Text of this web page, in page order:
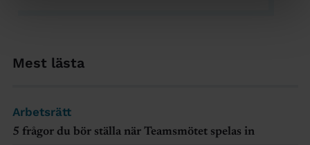
Mest lästa
Arbetsrätt
5 frågor du bör ställa när Teamsmötet spelas in